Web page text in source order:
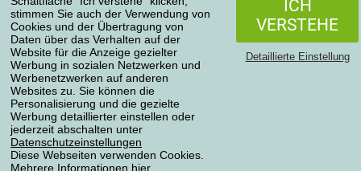
stimmen Sie auch der Verwendung von
Cookies und der Übertragung von
Daten über das Verhalten auf der
Website für die Anzeige gezielter
Werbung in sozialen Netzwerken und
Werbenetzwerken auf anderen
Websites zu. Sie können die
Personalisierung und die gezielte
Werbung detaillierter einstellen oder
jederzeit abschalten unter
Datenschutzeinstellungen
Diese Webseiten verwenden Cookies.
Mehrere Informationen hier.
ICH
VERSTEHE
Detaillierte Einstellung
Geschäftsbedingungen
Pflege der Bettwäsche
Ihre Bestellungen
Mein Konto
Bestellübersicht
Reklamationen
Widerrufsbelehrung